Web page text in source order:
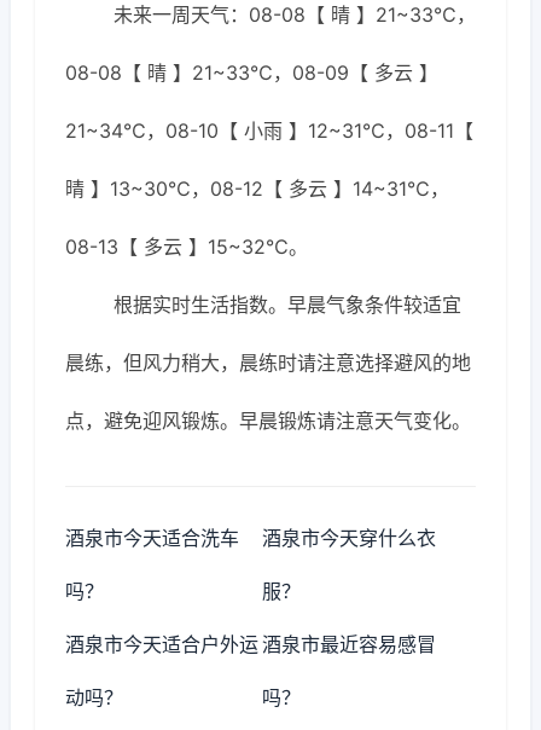
未来一周天气：08-08【 晴 】21~33℃，
08-08【 晴 】21~33℃，08-09【 多云 】
21~34℃，08-10【 小雨 】12~31℃，08-11【
晴 】13~30℃，08-12【 多云 】14~31℃，
08-13【 多云 】15~32℃。
根据实时生活指数。早晨气象条件较适宜
晨练，但风力稍大，晨练时请注意选择避风的地
点，避免迎风锻炼。早晨锻炼请注意天气变化。
酒泉市今天适合洗车
吗？
酒泉市今天穿什么衣
服？
酒泉市今天适合户外运
动吗？
酒泉市最近容易感冒
吗？